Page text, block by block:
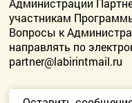
Администрации
участникам
Вопросы к
направлять по
partner@labirintmail.ru